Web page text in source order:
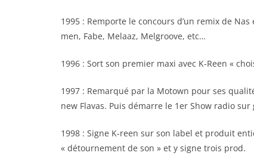
1995 : Remporte le concours d’un remix de
men, Fabe, Melaaz, Melgroove, etc…
1996 : Sort son premier maxi avec K-Reen «
1997 : Remarqué par la Motown pour ses
new Flavas. Puis démarre le 1er Show radio
1998 : Signe K-reen sur son label et produit
« détournement de son » et y signe trois prod.